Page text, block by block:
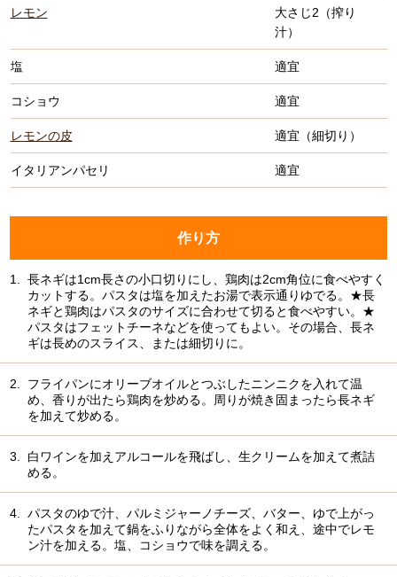
レモン
大さじ2（搾り
汁）
塩 適宜
コショウ 適宜
レモンの皮 適宜（細切り）
イタリアンパセリ 適宜
作り方
1.
長ネギは1cm長さの小口切りにし、鶏肉は2cm角位に食べやすく
カットする。パスタは塩を加えたお湯で表示通りゆでる。★長
ネギと鶏肉はパスタのサイズに合わせて切ると食べやすい。★
パスタはフェットチーネなどを使ってもよい。その場合、長ネ
ギは長めのスライス、または細切りに。
2.
フライパンにオリーブオイルとつぶしたニンニクを入れて温
め、香りが出たら鶏肉を炒める。周りが焼き固まったら長ネギ
を加えて炒める。
3.
白ワインを加えアルコールを飛ばし、生クリームを加えて煮詰
める。
4.
パスタのゆで汁、パルミジャーノチーズ、バター、ゆで上がっ
たパスタを加えて鍋をふりながら全体をよく和え、途中でレモ
ン汁を加える。塩、コショウで味を調える。